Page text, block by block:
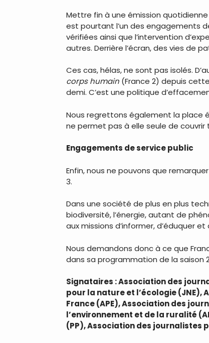
Mettre fin à une émission
est pourtant l’un des engagements
vérifiées ainsi que l’intervention
autres. Derrière l’écran, des vies de
Ces cas, hélas, ne sont pas isolés.
corps humain (France 2) depuis
demi. C’est une politique
Nous regrettons également la place
ne permet pas à elle seule de
Engagements de service public
Enfin, nous ne pouvons que
3.
Dans une société de plus en plus
biodiversité, l’énergie, autant de
aux missions d’informer, d’éduquer
Nous demandons donc à ce que
dans sa programmation de la saison
Signataires : Association des
pour la nature et l’écologie (JNE),
France (APE), Association des
l’environnement et de la ruralité
(PP), Association des journalistes